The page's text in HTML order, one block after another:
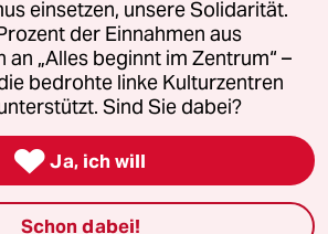
Kommune-Richtlinien
Datenschutz Impressum AGB
widerrufen (Ads)
einsetzen, unsere Solidarität.
der Einnahmen aus
an „Alles beginnt im Zentrum“ –
bedrohte linke Kulturzentren
Sind Sie dabei?
 Ja, ich will
Schon dabei!